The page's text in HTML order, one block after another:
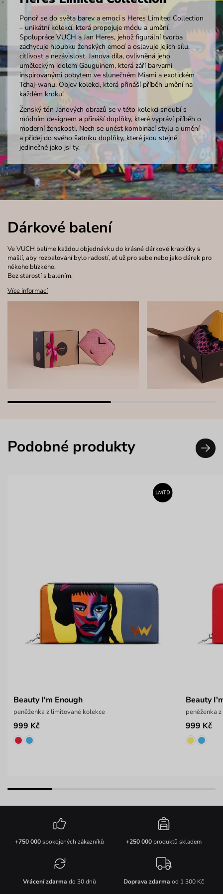
Ponoř se do světa barev a emocí s Heres Limited Collection
– unikátní kolekcí, která propojuje módu a umění.
Spolupráce VUCH a Jan Heres, jehož figurální tvorba
zachycuje hloubku ženských emocí a oslavuje jejich sílu,
citlivost a nezávislost. Janova díla, ovlivněná jeho
uměleckým idolem Gauguinem, která září barvami
inspirovanými pobytem ve slunečném Miami a exotickém
Tchaj-wanu. Objev kolekci, která přináší příběh umění na
každém kroku!
Ženský tón Janových obrazů se v této kolekci snoubí s
módním designem a přináší doplňky, které vypráví příběh o
moderní ženskosti. Nech se unést kombinací stylu a umění
a přidej do svého šatníku doplňky, které jsou stejně
jedinečné jako jsi ty.
Dárkové balení
Ve VUCH balíme každou objednávku do krásné dárkové krabičky s
mašlí, aby rozbalování bylo radostí, ať už pro sebe nebo jako dárek pro
někoho blízkého.
Bez starostí s balením.
Více informací
Podobné produkty
Beauty I'm Enough
peněženka z limitované kolekce
999 Kč
Beauty
peněženka
999 Kč
+750 000spokojených zákazníků +250 000produktů skladem
Vrácení zdarma do 30 dnů Doprava zdarma od 1 300 Kč